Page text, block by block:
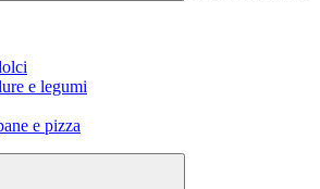
e legumi
e pizza